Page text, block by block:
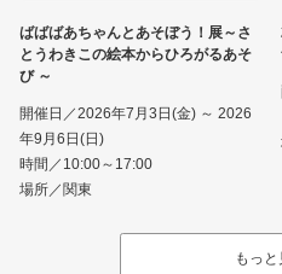
ばばばあちゃんとあそぼう！展～さ
とうわきこの絵本からひろがるあそ
び ～
開催日／2026年7月3日(金) ～ 2026
年9月6日(日)
時間／10:00～17:00
場所／関東
もっと